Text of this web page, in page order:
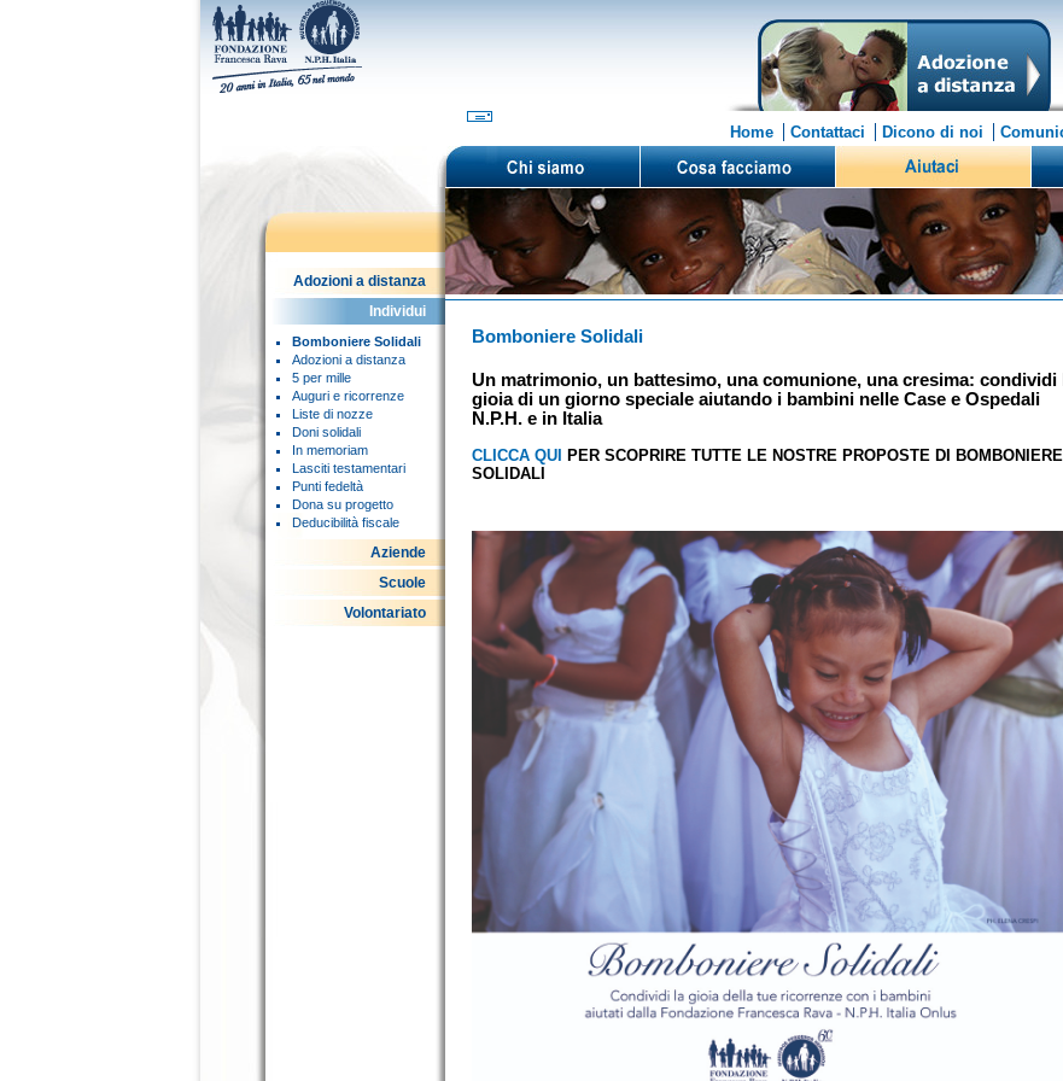
Home Contattaci Dicono di noi
Adozioni a distanza
Individui
Bomboniere Solidali
Adozioni a distanza
5 per mille
Auguri e ricorrenze
Liste di nozze
Doni solidali
In memoriam
Lasciti testamentari
Punti fedeltà
Dona su progetto
Deducibilità fiscale
Aziende
Scuole
Volontariato
Bomboniere Solidali
Un matrimonio, un battesimo, una comunione, una cresima: condividi
gioia di un giorno speciale aiutando i bambini nelle Case e Ospedali
N.P.H. e in Italia
CLICCA QUI
PER SCOPRIRE TUTTE LE NOSTRE PROPOSTE DI BOMBONIERE
SOLIDALI